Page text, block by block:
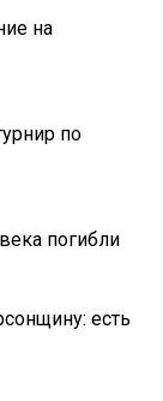
на
по
погибли
есть